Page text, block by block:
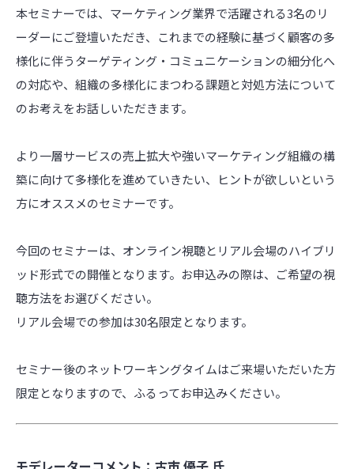
本セミナーでは、マーケティング業界で活躍される3名のリ
ーダーにご登壇いただき、これまでの経験に基づく顧客の多
様化に伴うターゲティング・コミュニケーションの細分化へ
の対応や、組織の多様化にまつわる課題と対処方法について
のお考えをお話しいただきます。
より一層サービスの売上拡大や強いマーケティング組織の構
築に向けて多様化を進めていきたい、ヒントが欲しいという
方にオススメのセミナーです。
今回のセミナーは、オンライン視聴とリアル会場のハイブリ
ッド形式での開催となります。お申込みの際は、ご希望の視
聴方法をお選びください。
リアル会場での参加は30名限定となります。
セミナー後のネットワーキングタイムはご来場いただいた方
限定となりますので、ふるってお申込みください。